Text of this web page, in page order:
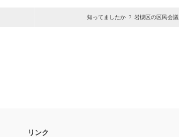
知ってましたか ？ 岩槻区の区民会議
リンク